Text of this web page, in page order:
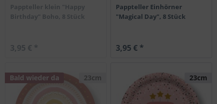
Pappteller klein "Happy
Birthday" Boho, 8 Stück
3,95 € *
Pappteller Einhörner
"Magical Day", 8 Stück
3,95 € *
Bald wieder da 23cm 23cm